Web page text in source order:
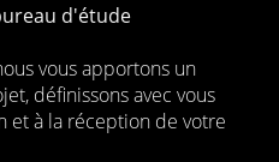
d'étude
vous apportons un
définissons avec vous
et à la réception de votre